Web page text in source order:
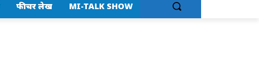
फीचर लेख MI-TALK SHOW